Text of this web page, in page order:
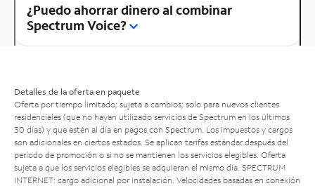
¿Puedo ahorrar dinero al combinar
Spectrum Voice?
Detalles de la oferta en paquete
Oferta por tiempo limitado; sujeta a cambios; solo para nuevos clientes
residenciales (que no hayan utilizado servicios de Spectrum en los últimos
30 días) y que estén al día en pagos con Spectrum. Los impuestos y cargos
son adicionales en ciertos estados. Se aplican tarifas estándar después del
período de promoción o si no se mantienen los servicios elegibles. Oferta
sujeta a que los servicios elegibles se adquieran el mismo día. SPECTRUM
INTERNET: cargo adicional por instalación. Velocidades basadas en conexión